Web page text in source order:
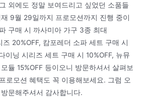
외에도 정말 보여드리고 싶었던 소품들
9월 29일까지 프로모션까지 진행 중이
구매 시 까사미아 가구 3종 최대
즈 20%OFF, 캄포레더 소파 세트 구매 시
이닝 시리즈 세트 구매 시 10%OFF, 뉴뮤
듈 15%OFF 등이오니 방문하셔서 살펴보
로모션 혜택도 꼭 이용해보세요. 그럼 오
문해주셔서 감사합니다.